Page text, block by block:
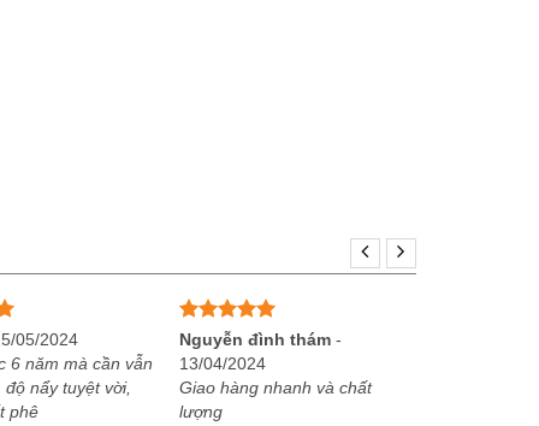
05/2024
6 năm mà cần vẫn
nẩy tuyệt vời,
phê
Được xếp
hạng55
sao
Nguyễn đình thám-
13/04/2024
Giao hàng nhanh và chất
lượng